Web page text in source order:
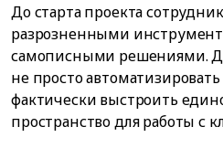
До старта проекта
разрозненными
самописными решениями.
не просто
фактически выстроить
пространство для работы с